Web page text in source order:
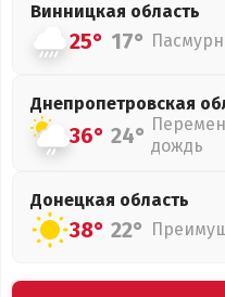
Винницкая область
25° 17°
Днепропетровская
36° 24° дождь
Донецкая область
38° 22°